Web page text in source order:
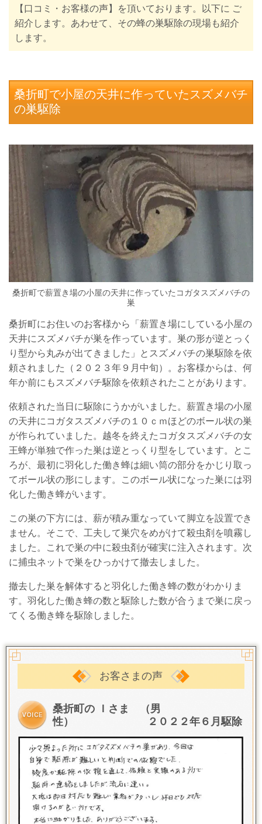
【口コミ・お客様の声】を頂いております。以下に ご
紹介します。 あわせて、その蜂の巣駆除の現場も紹介
します。
桑折町で小屋の天井に作っていたスズメバチ
の巣駆除
桑折町で薪置き場の小屋の天井に作っていたコガタスズメバチの
巣
桑折町にお住いのお客様から「薪置き場にしている小屋の
天井にスズメバチが巣を作っています。巣の形が逆とっく
り型から丸みが出てきました 」
とスズメバチの巣駆除を依
頼されました（２０２３年９月中旬）。お客様からは、何
年か前にもスズメバチ駆除を依頼されたことがあります。
依頼された当日に駆除にうかがいました。薪置き場の小屋
の天井にコガタスズメバチの１０ｃｍほどのボール状の巣
が作られていました。越冬を終えたコガタスズメバチの女
王蜂が単独で作った巣は逆とっくり型をしています。とこ
ろが、最初に羽化した働き蜂は細い筒の部分をかじり取っ
てボール状の形にします。このボール状になった巣には羽
化した働き蜂がいます。
この巣の下方には、薪が積み重なっていて脚立を設置でき
ません。そこで、工夫して巣穴をめがけて殺虫剤を噴霧し
ました。これで巣の中に殺虫剤が確実に注入されます。次
に捕虫ネットで巣をひっかけて撤去しました。
撤去した巣を解体すると羽化した働き蜂の数がわかりま
す。羽化した働き蜂の数と駆除した数が合うまで巣に戻っ
てくる働き蜂を駆除しました。
お客さまの声
桑折町の Ｉさま （男
性） ２０２２年６月駆除